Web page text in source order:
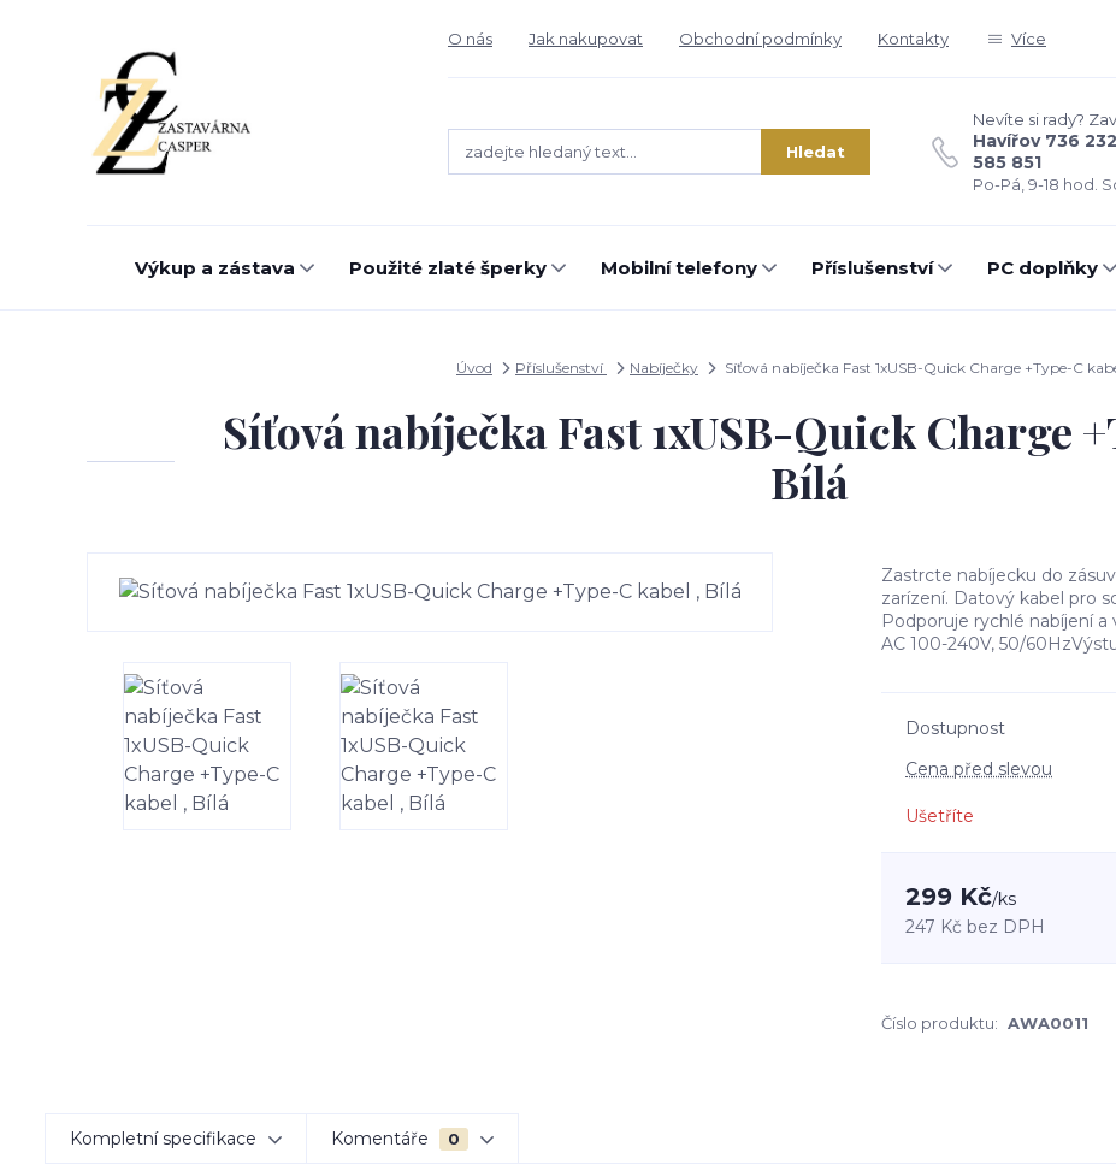
O nás Jak nakupovat Obchodní podmínky Kontakty Více
Hledat
Nevíte si rady?
Havířov 736
585 851
Po-Pá, 9-18 hod.
Výkup a zástava Použité zlaté šperky Mobilní telefony Příslušenství PC doplňky
Úvod Příslušenství Nabíječky Síťová nabíječka Fast 1xUSB-Quick Charge +Type-C
Síťová nabíječka Fast 1xUSB-Quick Charge
Bílá
Zastrcte nabíjecku do
zarízení. Datový kabel pro
Podporuje rychlé nabíjení
AC 100-240V, 50/
Dostupnost
Cena před slevou
Ušetříte
299 Kč/ks
247 Kč bez DPH
Číslo produktu: AWA0011
Kompletní specifikace Komentáře 0